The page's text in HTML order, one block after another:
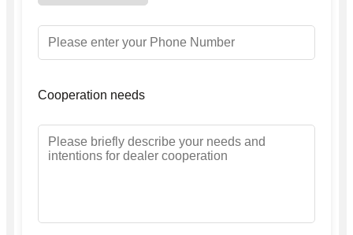
Cooperation needs